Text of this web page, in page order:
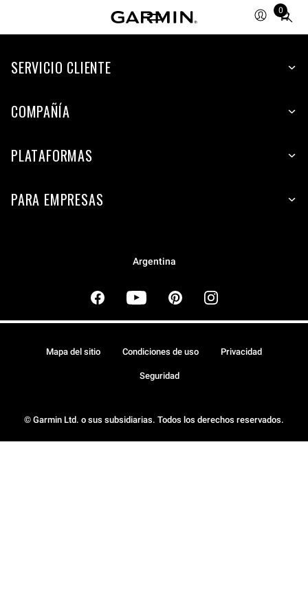
0
Total
SERVICIO CLIENTE
COMPAÑÍA
PLATAFORMAS
PARA EMPRESAS
Argentina
© Garmin Ltd. o sus subsidiarias. Todos los derechos reservados.
Mapa del sitio Condiciones de uso Privacidad
Seguridad